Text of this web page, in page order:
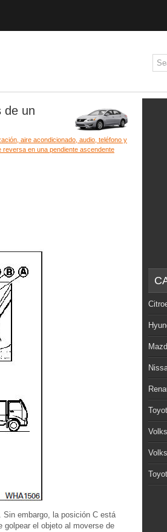
de un
aire acondicionado, audio, teléfono y
reversa en una pendiente ascendente
embargo, la posición C está
golpear el objeto al moverse de